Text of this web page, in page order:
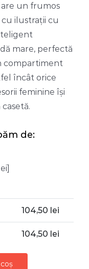
are un frumos
ilustrații cu
mare, perfectă
compartiment
încât orice
feminine își
de:
104,50 lei
104,50 lei